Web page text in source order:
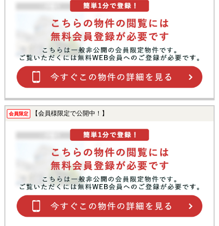
会員限定 【会員様限定で公開中！】